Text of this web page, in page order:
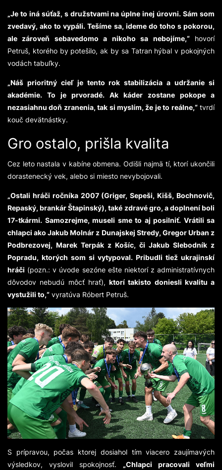
„Je to iná súťaž, s družstvami na úplne inej úrovni. Sám som
zvedavý, ako to vypáli. Tešíme sa, ideme do toho s pokorou,
ale zároveň sebavedomo a nikoho sa nebojíme,“hovorí
Petruš, ktorého by potešilo, ak by sa Tatran hýbal v pokojných
vodách tabuľky.
„Náš prioritný cieľ je tento rok stabilizácia a udržanie si
akadémie. To je prvoradé. Ak káder zostane pokope a
nezasiahnu doň zranenia, tak si myslím, že je to reálne,“tvrdí
kouč devätnástky.
Gro ostalo, prišla kvalita
Cez leto nastala v kabíne obmena. Odišli najmä tí, ktorí ukončili
dorastenecký vek, alebo si miesto nevybojovali.
„Ostali hráči ročníka 2007 (Griger, Sepeši, Kišš, Bochnovič,
Repaský, brankár Štapinský), také zdravé gro, a doplnení boli
17-tkármi. Samozrejme, museli sme to aj posilniť. Vrátili sa
chlapci ako Jakub Molnár z Dunajskej Stredy, Gregor Urban z
Podbrezovej, Marek Terpák z Košíc, či Jakub Slebodník z
Popradu, ktorých som si vytypoval. Pribudli tiež ukrajinskí
hráči (pozn.: v úvode sezóne ešte niektorí z administratívnych
dôvodov nebudú môcť hrať), ktorí takisto doniesli kvalitu a
vystužili to,“ vyratúva Róbert Petruš.
S prípravou, počas ktorej dosiahol tím viacero zaujímavých
výsledkov, vyslovil spokojnosť. „Chlapci pracovali veľmi